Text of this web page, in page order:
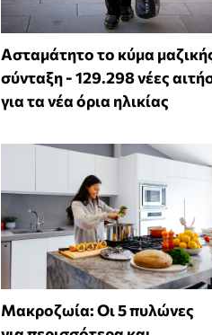
Ασταμάτητο το κύμα
σύνταξη - 129.298 νέες
για τα νέα όρια ηλικίας
Mακροζωία: Οι 5 πυλώνες